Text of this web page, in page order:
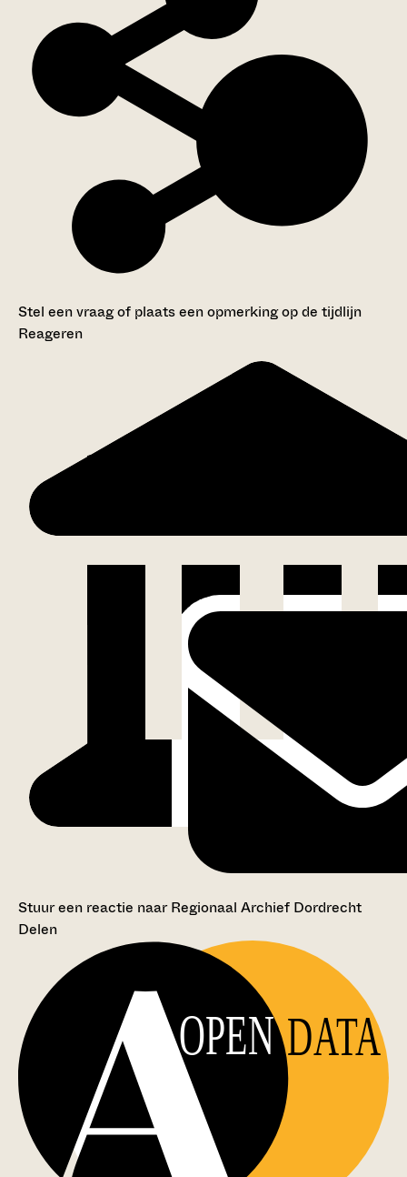
Stel een vraag of plaats een opmerking op de tijdlijn
Reageren
Stuur een reactie naar Regionaal Archief Dordrecht
Delen
OPEN DATA